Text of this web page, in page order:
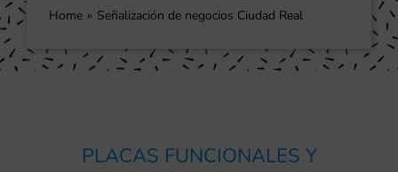
BlogHome Señalización de negocios Ciudad Real
PLACAS FUNCIONALES Y